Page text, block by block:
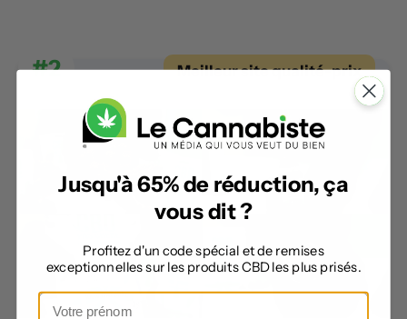
#2 Meilleur site qualité-prix
Jusqu'à 65% de réduction, ça
vous dit ?
Profitez d'un code spécial et de remises
exceptionnelles sur les produits CBD les plus prisés.